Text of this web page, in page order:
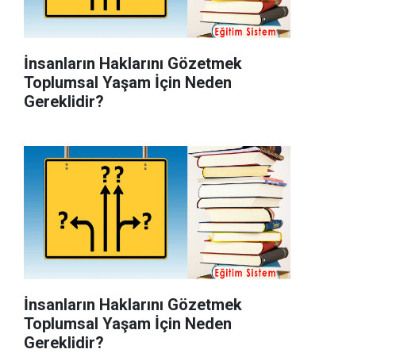
İnsanların Haklarını Gözetmek
Toplumsal Yaşam İçin Neden
Gereklidir?
İnsanların Haklarını Gözetmek
Toplumsal Yaşam İçin Neden
Gereklidir?